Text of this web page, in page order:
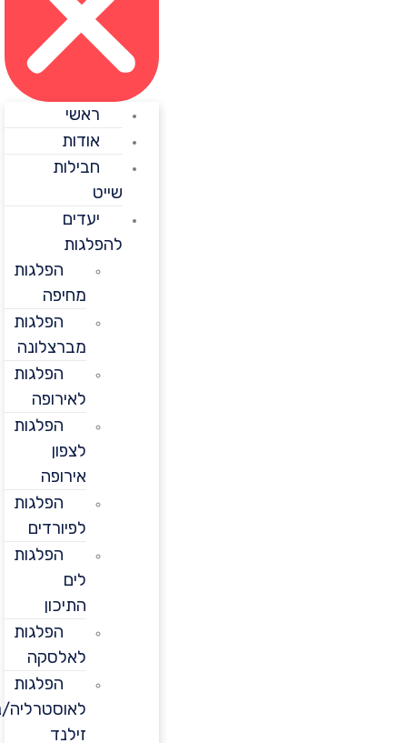
ראשי
אודות
חבילות
יעדים
להפלגות
הפלגות
מחיפה
הפלגות
מברצלונה
הפלגות
לאירופה
הפלגות
אירופה
הפלגות
לפיורדים
הפלגות
התיכון
הפלגות
לאלסקה
הפלגות
לאוסטרליה/ניו